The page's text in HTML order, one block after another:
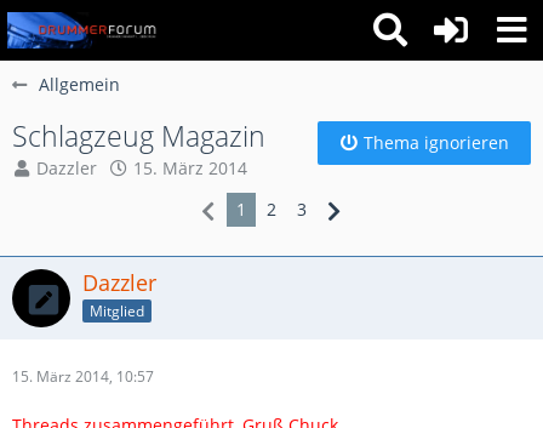
Allgemein
Schlagzeug Magazin
Dazzler 15. März 2014
Thema ignorieren
1 2 3
Dazzler
Mitglied
15. März 2014, 10:57